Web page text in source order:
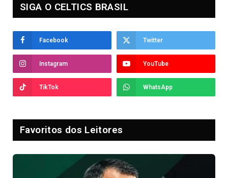
SIGA O CELTICS BRASIL
Facebook Twitter
Instagram YouTube
TikTok WhatsApp
Favoritos dos Leitores